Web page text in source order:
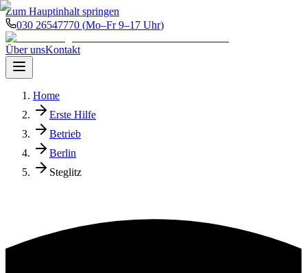
Zum Hauptinhalt springen
030 26547770 (Mo–Fr 9–17 Uhr)
Über unsKontakt
Home
Erste Hilfe
Betrieb
Berlin
Steglitz